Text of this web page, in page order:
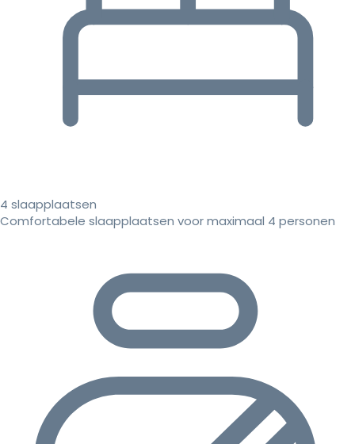
4 slaapplaatsen
Comfortabele slaapplaatsen voor maximaal 4 personen